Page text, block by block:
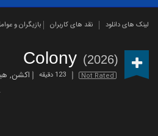
لینک های دانلود نقد های کاربران بازیگران و
Colony (2026)
Not Rated 123 دقیقه اکشن,